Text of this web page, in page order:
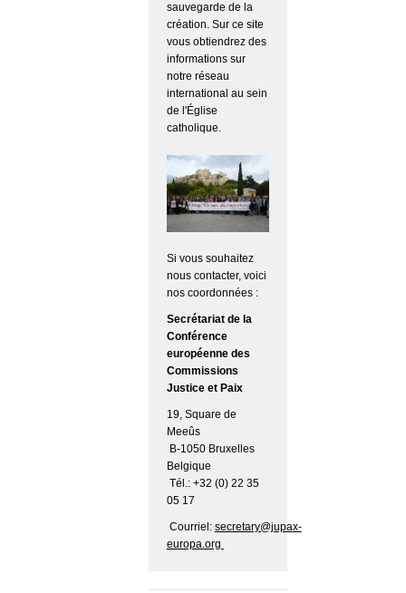
sauvegarde de la
création. Sur ce site
vous obtiendrez des
informations sur
notre réseau
international au sein
de l'Église
catholique.
Si vous souhaitez
nous contacter, voici
nos coordonnées :
Secrétariat de la
Conférence
européenne des
Commissions
Justice et Paix
19, Square de
Meeûs
B-1050 Bruxelles
Belgique
Tél.: +32 (0) 22 35
05 17
Courriel: secretary@jupax-
europa.org